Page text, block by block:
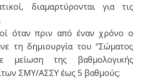
διαμαρτύρονται για τις
όταν πριν από έναν χρόνο ο
τη δημιουργία του “Σώματος
μείωση της βαθμολογικής
ΣΜΥ/ΑΣΣΥ έως 5 βαθμoύς;